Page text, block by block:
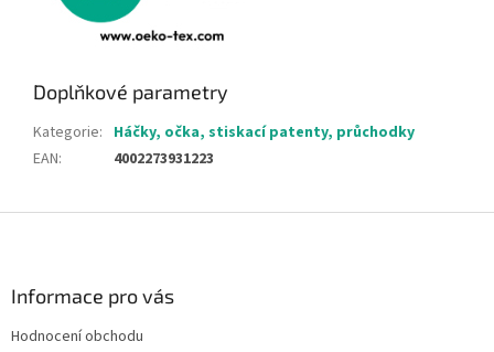
Doplňkové parametry
Kategorie: Háčky, očka, stiskací patenty, průchodky
EAN: 4002273931223
Informace pro vás
Hodnocení obchodu